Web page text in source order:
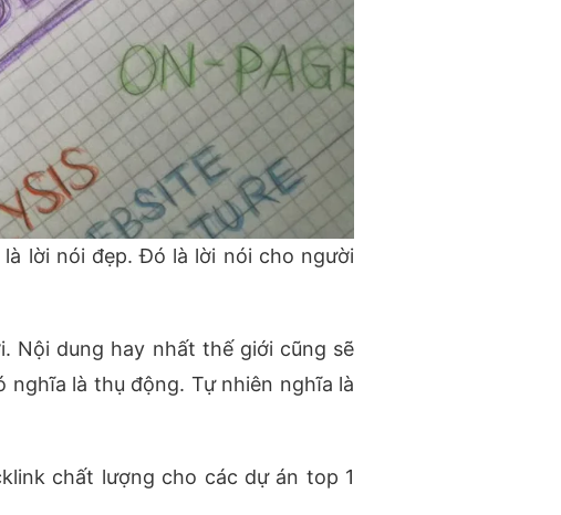
lời nói đẹp. Đó là lời nói cho người
Nội dung hay nhất thế giới cũng sẽ
là thụ động. Tự nhiên nghĩa là
chất lượng cho các dự án top 1